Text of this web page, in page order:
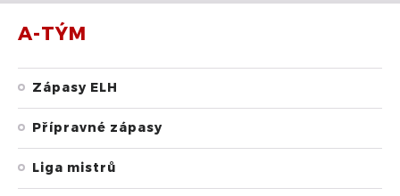
A-TÝM
Zápasy ELH
Přípravné zápasy
Liga mistrů